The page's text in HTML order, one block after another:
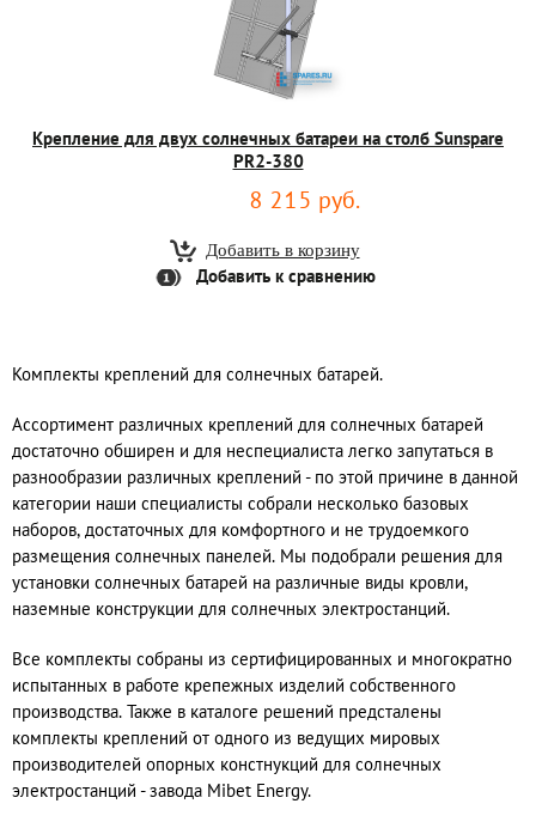
Крепление для двух солнечных батареи на столб Sunspare
PR2-380
8 215 руб.
Добавить к сравнению
Комплекты креплений для солнечных батарей.
Ассортимент различных креплений для солнечных батарей
достаточно обширен и для неспециалиста легко запутаться в
разнообразии различных креплений - по этой причине в данной
категории наши специалисты собрали несколько базовых
наборов, достаточных для комфортного и не трудоемкого
размещения солнечных панелей. Мы подобрали решения для
установки солнечных батарей на различные виды кровли,
наземные конструкции для солнечных электростанций.
Все комплекты собраны из сертифицированных и многократно
испытанных в работе крепежных изделий собственного
производства. Также в каталоге решений предсталены
комплекты креплений от одного из ведущих мировых
производителей опорных констнукций для солнечных
электростанций - завода Mibet Energy.